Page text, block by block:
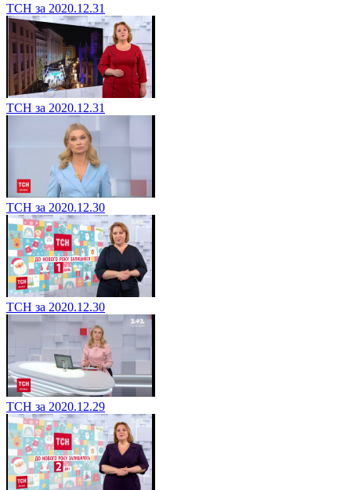
ТСН за 2020.12.31
ТСН за 2020.12.31
ТСН за 2020.12.30
ТСН за 2020.12.30
ТСН за 2020.12.29